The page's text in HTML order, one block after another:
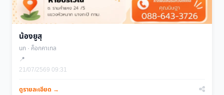
น้องยูสุ
นก · ค็อกคาเทล
📍
21/07/2569 09:31
ดูรายละเอียด →